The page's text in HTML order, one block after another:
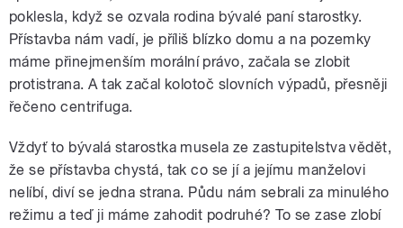
poklesla, když se ozvala rodina bývalé paní starostky.
Přístavba nám vadí, je příliš blízko domu a na pozemky
máme přinejmenším morální právo, začala se zlobit
protistrana. A tak začal kolotoč slovních výpadů, přesněji
řečeno centrifuga.
Vždyť to bývalá starostka musela ze zastupitelstva vědět,
že se přístavba chystá, tak co se jí a jejímu manželovi
nelíbí, diví se jedna strana. Půdu nám sebrali za minulého
režimu a teď ji máme zahodit podruhé? To se zase zlobí